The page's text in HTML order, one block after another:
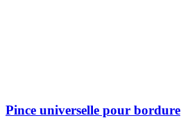
Pince universelle pour bordure